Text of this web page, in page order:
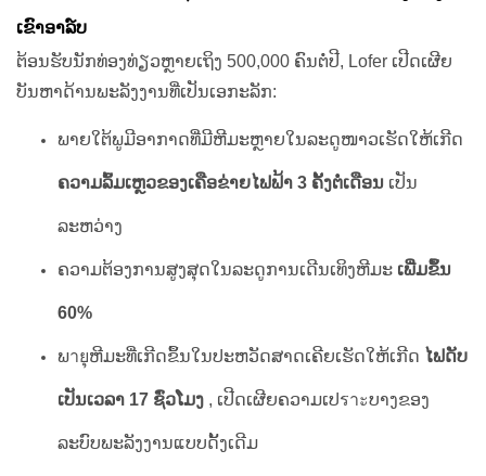
ເຂົາອາລ໌ບ
ຕ້ອນຮັບນັກທ່ອງທ່ຽວຫຼາຍເຖິງ 500,000 ຄົນຕໍ່ປີ, Lofer ເປີດເຜີຍ
ບັນຫາດ້ານພະລັງງານທີ່ເປັນເອກະລັກ:
ພາຍໃຕ້ພູມີອາກາດທີ່ມີຫີມະຫຼາຍໃນລະດູໜາວເຮັດໃຫ້ເກີດ
ຄວາມລົ້ມເຫຼວຂອງເຄືອຂ່າຍໄຟຟ້າ 3 ຄັ້ງຕໍ່ເດືອນ ເປັນ
ລະຫວ່າງ
ຄວາມຕ້ອງການສູງສຸດໃນລະດູການເດີນເທິງຫີມະ ເພີ່ມຂຶ້ນ
60%
ພายຸຫີມະທີ່ເກີດຂຶ້ນໃນປະຫວັດສາດເຄີຍເຮັດໃຫ້ເກີດ ໄຟດັບ
ເປັນເວລາ 17 ຊົ່ວໂມງ , ເປີດເຜີຍຄວາມເປราะບາງຂອງ
ລະບົບພະລັງງານແບບດັ້ງເດີມ